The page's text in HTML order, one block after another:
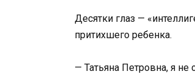
Десятки глаз —
притихшего ребенка.
— Татьяна Петровна, я не